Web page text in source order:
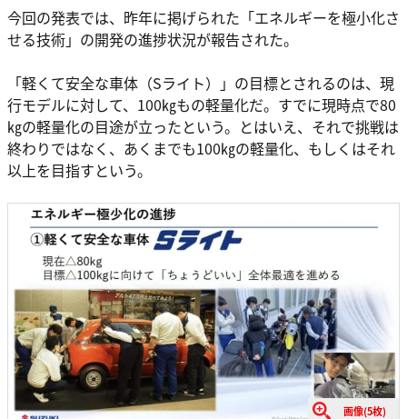
今回の発表では、昨年に掲げられた「エネルギーを極小化さ
せる技術」の開発の進捗状況が報告された。
「軽くて安全な車体（Sライト）」の目標とされるのは、現
行モデルに対して、100㎏もの軽量化だ。すでに現時点で80
㎏の軽量化の目途が立ったという。とはいえ、それで挑戦は
終わりではなく、あくまでも100㎏の軽量化、もしくはそれ
以上を目指すという。
画像(5枚)